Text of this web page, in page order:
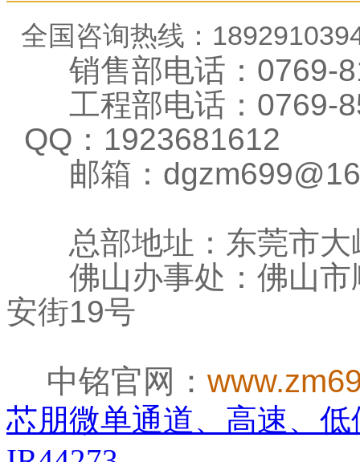
全国咨询热线：
销售部电话：0769-
工程部电话：0769-
QQ：1923681612
邮箱：
总部地址：东莞市大
佛山办事处：佛山市
安街19号
中铭官网：
芯朋微单通道、高速、